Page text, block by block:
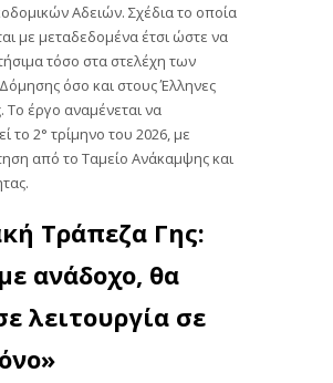
Αδειών. Σχέδια το οποία
με μεταδεδομένα έτσι ώστε να
τόσο στα στελέχη των
όσο και στους Έλληνες
Το έργο αναμένεται να
το 2° τρίμηνο του 2026, με
από το Ταμείο Ανάκαμψης και
Τράπεζα Γης:
ανάδοχο, θα
λειτουργία σε